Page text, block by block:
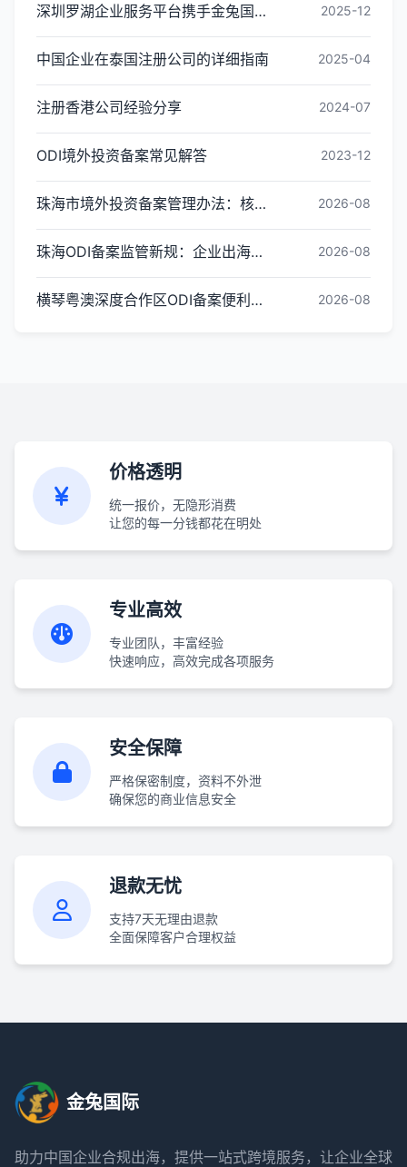
深圳罗湖企业服务平台携手金兔国际ODI备案专家,共建跨境出海全链条服务新生态 2025-12
中国企业在泰国注册公司的详细指南 2025-04
注册香港公司经验分享 2024-07
ODI境外投资备案常见解答 2023-12
珠海市境外投资备案管理办法：核心内容与办理指引 2026-08
珠海ODI备案监管新规：企业出海投资合规红线梳理 2026-08
横琴粤澳深度合作区ODI备案便利化政策全解读 2026-08
价格透明
统一报价，无隐形消费
让您的每一分钱都花在明处
专业高效
专业团队，丰富经验
快速响应，高效完成各项服务
安全保障
严格保密制度，资料不外泄
确保您的商业信息安全
退款无忧
支持7天无理由退款
全面保障客户合理权益
金兔国际
助力中国企业合规出海，提供一站式跨境服务，让企业全球